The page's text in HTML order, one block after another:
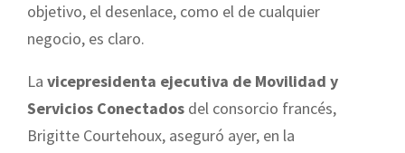
objetivo, el desenlace, como el de cualquier
negocio, es claro.
La vicepresidenta ejecutiva de Movilidad y
Servicios Conectados del consorcio francés,
Brigitte Courtehoux, aseguró ayer, en la